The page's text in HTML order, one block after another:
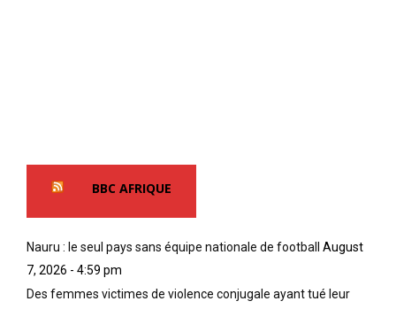
BBC AFRIQUE
Nauru : le seul pays sans équipe nationale de football August
7, 2026 - 4:59 pm
Des femmes victimes de violence conjugale ayant tué leur